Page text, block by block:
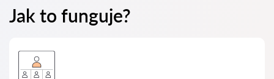
Jak to funguje?